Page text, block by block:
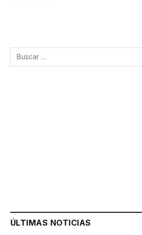
ÚLTIMAS NOTICIAS